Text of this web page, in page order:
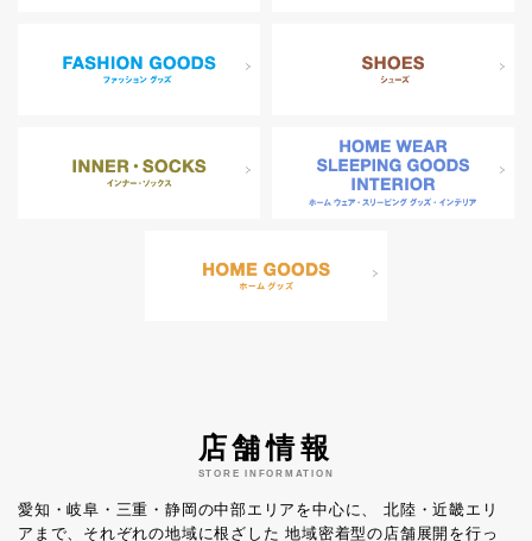
店舗情報
STORE INFORMATION
愛知・岐阜・三重・静岡の中部エリアを中心に、
北陸・近畿エリ
アまで、それぞれの地域に根ざした 地域密着型の店舗展開を行っ